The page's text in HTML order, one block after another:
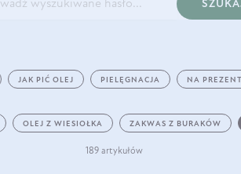
JAK PIĆ OLEJ PIELĘGNACJA NA PREZENT
OLEJ Z WIESIOŁKA ZAKWAS Z BURAKÓW
189 artykułów